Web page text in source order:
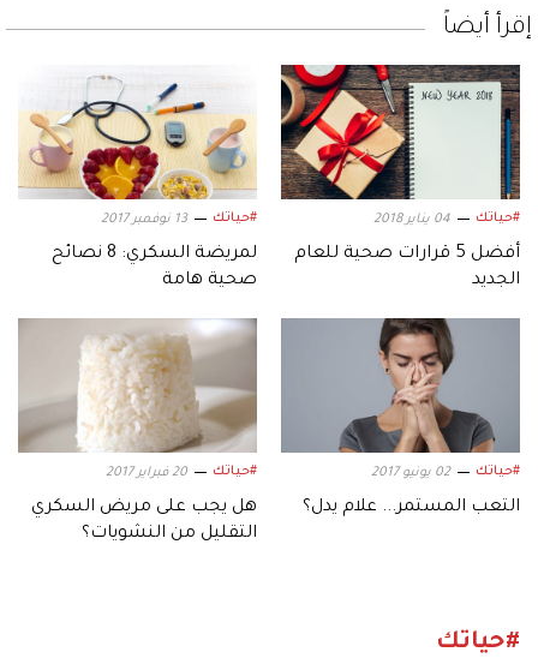
إقرأ أيضاً
#حياتك 04 يناير 2018
أفضل 5 قرارات صحية للعام
الجديد
#حياتك 13 نوفمبر 2017
لمريضة السكري: 8 نصائح
صحية هامة
#حياتك 02 يونيو 2017
التعب المستمر... علام يدل؟
#حياتك 20 فبراير 2017
هل يجب على مريض السكري
التقليل من النشويات؟
#حياتك